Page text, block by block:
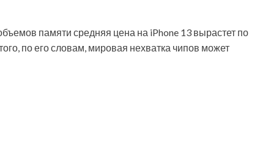
памяти средняя цена на iPhone 13 вырастет по
по его словам, мировая нехватка чипов может